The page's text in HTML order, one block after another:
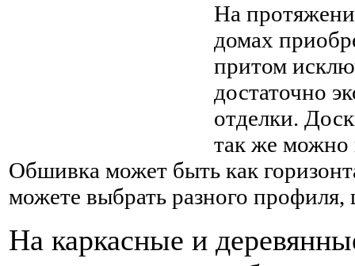
На
домах
притом
достаточно
отделки.
так же можно
Обшивка может быть как
можете выбрать разного
На каркасные и